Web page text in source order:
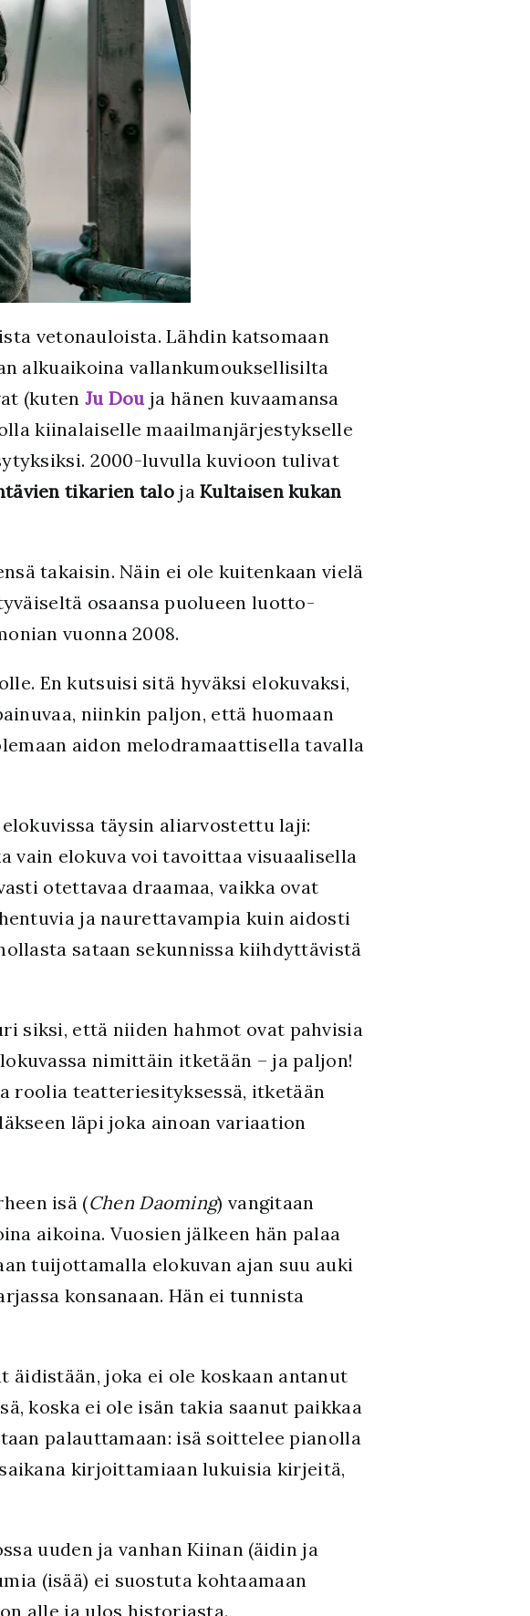
vetonauloista. Lähdin katsomaan
alkuaikoina vallankumouksellisilta
(kuten Ju Dou ja hänen kuvaamansa
kiinalaiselle maailmanjärjestykselle
2000-luvulla kuvioon tulivat
tikarien talojaKultaisen kukan
takaisin. Näin ei ole kuitenkaan vielä
osaansa puolueen luotto-
vuonna 2008.
En kutsuisi sitä hyväksi elokuvaksi,
niinkin paljon, että huomaan
aidon melodramaattisella tavalla
täysin aliarvostettu laji:
vain elokuva voi tavoittaa visuaalisella
otettavaa draamaa, vaikka ovat
ja naurettavampia kuin aidosti
sataan sekunnissa kiihdyttävistä
siksi, että niiden hahmot ovat pahvisia
nimittäin itketään – ja paljon!
roolia teatteriesityksessä, itketään
läpi joka ainoan variaation
isä (Chen Daoming) vangitaan
aikoina. Vuosien jälkeen hän palaa
tuijottamalla elokuvan ajan suu auki
konsanaan. Hän ei tunnista
äidistään, joka ei ole koskaan antanut
koska ei ole isän takia saanut paikkaa
palauttamaan: isä soittelee pianolla
kirjoittamiaan lukuisia kirjeitä,
uuden ja vanhan Kiinan (äidin ja
(isää) ei suostuta kohtaamaan
alle ja ulos historiasta.